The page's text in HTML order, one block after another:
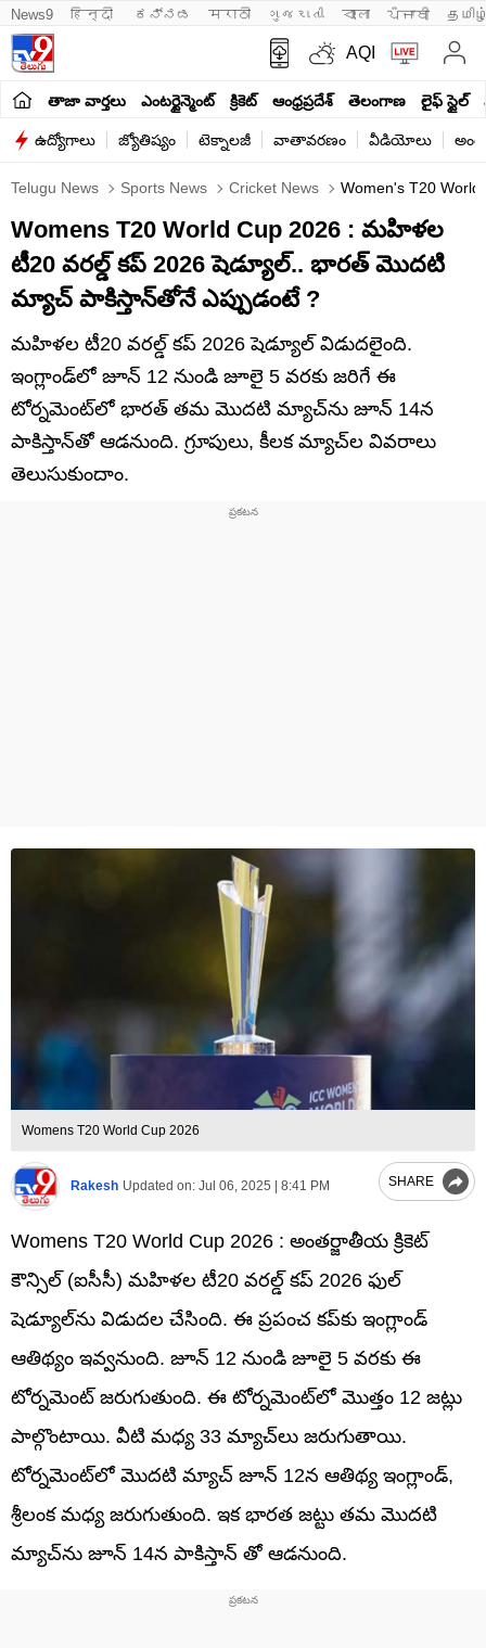
News9 हिन्दी ಕನ್ನಡ मराठी ગુજરાતી বাংলা ਪੰਜਾਬੀ
AQI
తాజా వార్తలు ఎంటర్టైన్మెంట్ క్రికెట్ ఆంధ్రప్రదేశ్ తెలంగాణ లైఫ్ స్టైల్
ఉద్యోగాలు జ్యోతిష్యం టెక్నాలజీ వాతావరణం వీడియోలు
Telugu News Sports News Cricket News Women's T20 World
Womens T20 World Cup 2026 : మహిళల
టీ20 వరల్డ్ కప్ 2026 షెడ్యూల్.. భారత్ మొదటి
మ్యాచ్ పాకిస్తాన్‌తోనే ఎప్పుడంటే ?
మహిళల టీ20 వరల్డ్ కప్ 2026 షెడ్యూల్ విడుదలైంది.
ఇంగ్లాండ్‌లో జూన్ 12 నుండి జూలై 5 వరకు జరిగే ఈ
టోర్నమెంట్‌లో భారత్ తమ మొదటి మ్యాచ్‌ను జూన్ 14న
పాకిస్తాన్‌తో ఆడనుంది. గ్రూపులు, కీలక మ్యాచ్‌ల వివరాలు
తెలుసుకుందాం.
Womens T20 World Cup 2026
Rakesh Updated on: Jul 06, 2025 | 8:41 PM SHARE
Womens T20 World Cup 2026 : అంతర్జాతీయ క్రికెట్
కౌన్సిల్ (ఐసీసీ) మహిళల టీ20 వరల్డ్ కప్ 2026 ఫుల్
షెడ్యూల్‌ను విడుదల చేసింది. ఈ ప్రపంచ కప్‌కు ఇంగ్లాండ్
ఆతిథ్యం ఇవ్వనుంది. జూన్ 12 నుండి జూలై 5 వరకు ఈ
టోర్నమెంట్ జరుగుతుంది. ఈ టోర్నమెంట్‌లో మొత్తం 12 జట్లు
పాల్గొంటాయి. వీటి మధ్య 33 మ్యాచ్‌లు జరుగుతాయి.
టోర్నమెంట్‌లో మొదటి మ్యాచ్ జూన్ 12న ఆతిథ్య ఇంగ్లాండ్,
శ్రీలంక మధ్య జరుగుతుంది. ఇక భారత జట్టు తమ మొదటి
మ్యాచ్‌ను జూన్ 14న పాకిస్తాన్ తో ఆడనుంది.